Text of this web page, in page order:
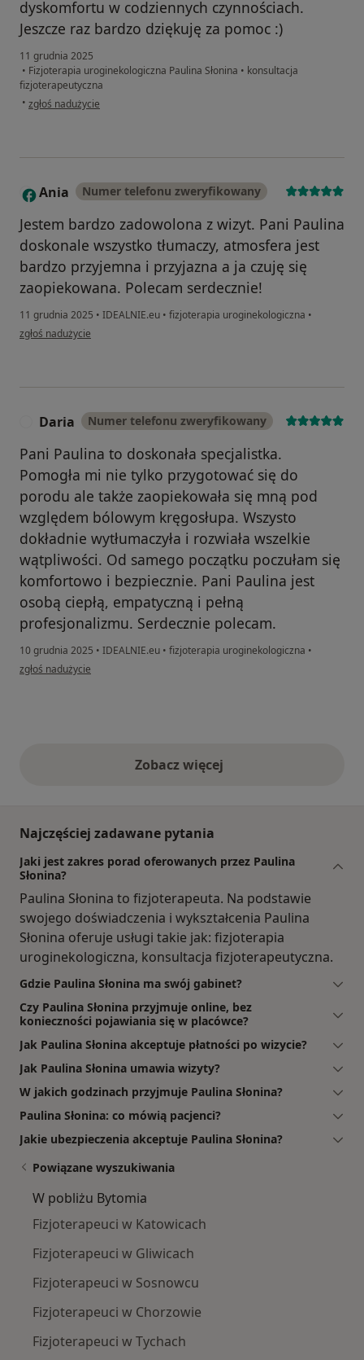
dyskomfortu w codziennych czynnościach.
Jeszcze raz bardzo dziękuję za pomoc :)
11 grudnia 2025
• Fizjoterapia uroginekologiczna Paulina Słonina • konsultacja
fizjoterapeutyczna
• w opinii użytkownika Natalia
zgłoś nadużycie
A Ania Numer telefonu zweryfikowany
Jestem bardzo zadowolona z wizyt. Pani Paulina
doskonale wszystko tłumaczy, atmosfera jest
bardzo przyjemna i przyjazna a ja czuję się
zaopiekowana. Polecam serdecznie!
11 grudnia 2025 • IDEALNIE.eu • fizjoterapia uroginekologiczna •
w opinii użytkownika Ania
zgłoś nadużycie
Daria Numer telefonu zweryfikowany
Pani Paulina to doskonała specjalistka.
Pomogła mi nie tylko przygotować się do
porodu ale także zaopiekowała się mną pod
względem bólowym kręgosłupa. Wszysto
dokładnie wytłumaczyła i rozwiała wszelkie
wątpliwości. ​Od samego początku poczułam się
komfortowo i bezpiecznie. Pani Paulina jest
osobą ciepłą, empatyczną i pełną
profesjonalizmu. Serdecznie polecam.
10 grudnia 2025 • IDEALNIE.eu • fizjoterapia uroginekologiczna •
w opinii użytkownika Daria
zgłoś nadużycie
Zobacz więcejopinie powyżej
Najczęściej zadawane pytania
Jaki jest zakres porad oferowanych przez Paulina
Słonina?
Paulina Słonina to fizjoterapeuta. Na podstawie
swojego doświadczenia i wykształcenia Paulina
Słonina oferuje usługi takie jak: fizjoterapia
uroginekologiczna, konsultacja fizjoterapeutyczna.
Gdzie Paulina Słonina ma swój gabinet?
Czy Paulina Słonina przyjmuje online, bez
konieczności pojawiania się w placówce?
Jak Paulina Słonina akceptuje płatności po wizycie?
Jak Paulina Słonina umawia wizyty?
W jakich godzinach przyjmuje Paulina Słonina?
Paulina Słonina: co mówią pacjenci?
Jakie ubezpieczenia akceptuje Paulina Słonina?
Powiązane wyszukiwania
W pobliżu Bytomia
Fizjoterapeuci w Katowicach
Fizjoterapeuci w Gliwicach
Fizjoterapeuci w Sosnowcu
Fizjoterapeuci w Chorzowie
Fizjoterapeuci w Tychach